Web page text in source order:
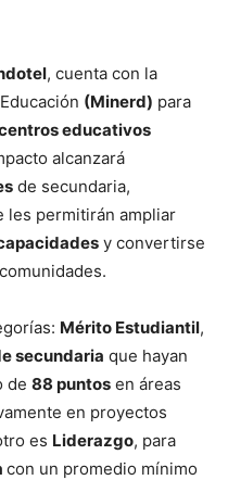
, cuenta con la
(Minerd) para
educativos
alcanzará
de secundaria,
les permitirán ampliar
y convertirse
Mérito Estudiantil,
secundaria que hayan
de 88 puntos en áreas
en proyectos
es Liderazgo, para
con un promedio mínimo